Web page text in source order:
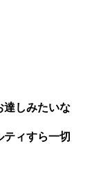
達しみたいな
ティすら一切